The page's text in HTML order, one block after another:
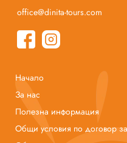
office@dinita-tours.com
Начало
За нас
Полезна информация
Общи условия по договор за